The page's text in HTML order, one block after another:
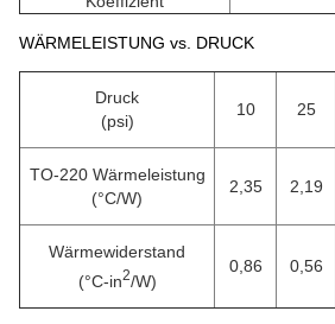
WÄRMELEISTUNG vs. DRUCK
Druck
(psi)
10 25
TO-220 Wärmeleistung
(°C/W)
2,35 2,19
Wärmewiderstand
(°C-in2/W)
0,86 0,56